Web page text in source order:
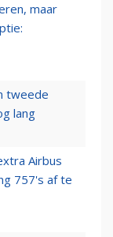
maar
tweede
lang
Airbus
757's af te